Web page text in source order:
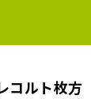
コルト枚方